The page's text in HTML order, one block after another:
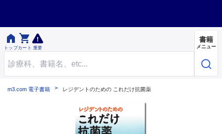

トップ

カート 重要
書籍
メニュー
m3.com 電子書籍 レジデントのための これだけ抗菌薬